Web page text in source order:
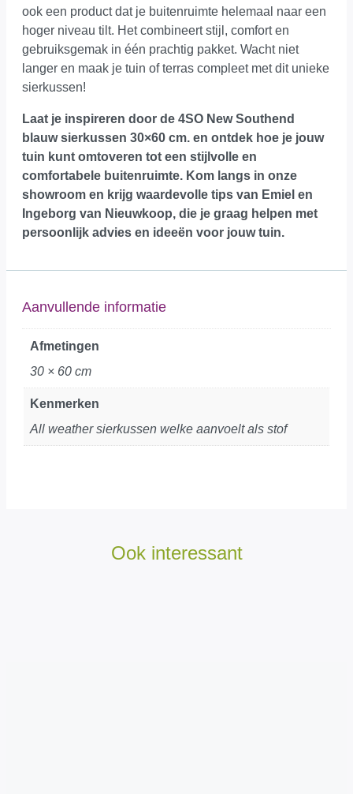
ook een product dat je buitenruimte helemaal naar een
hoger niveau tilt. Het combineert stijl, comfort en
gebruiksgemak in één prachtig pakket. Wacht niet
langer en maak je tuin of terras compleet met dit unieke
sierkussen!
Laat je inspireren door de 4SO New Southend
blauw sierkussen 30×60 cm. en ontdek hoe je jouw
tuin kunt omtoveren tot een stijlvolle en
comfortabele buitenruimte. Kom langs in onze
showroom en krijg waardevolle tips van Emiel en
Ingeborg van Nieuwkoop, die je graag helpen met
persoonlijk advies en ideeën voor jouw tuin.
Aanvullende informatie
Afmetingen
30 × 60 cm
Kenmerken
All weather sierkussen welke aanvoelt als stof
Ook interessant